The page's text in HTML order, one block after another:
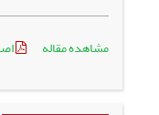
مشاهده مقاله